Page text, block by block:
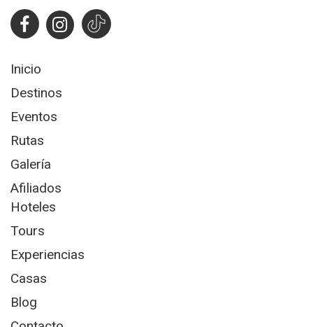
Inicio
Destinos
Eventos
Rutas
Galería
Afiliados
Hoteles
Tours
Experiencias
Casas
Blog